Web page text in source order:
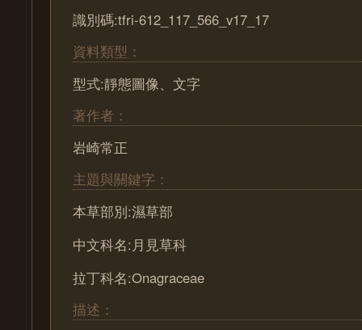
識別碼:tfri-612_117_566_v17_17
資料類型：
型式:靜態圖像、文字
著作者：
岩崎常正
主題與關鍵字：
本草部別:濕草部
中文科名:月見草科
拉丁科名:Onagraceae
描述：